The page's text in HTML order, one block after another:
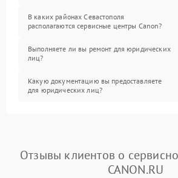
В каких районах Севастополя
располагаются сервисные центры Canon?
Выполняете ли вы ремонт для юридических
лиц?
Какую документацию вы предоставляете
для юридических лиц?
Отзывы клиентов о
CANON.RU